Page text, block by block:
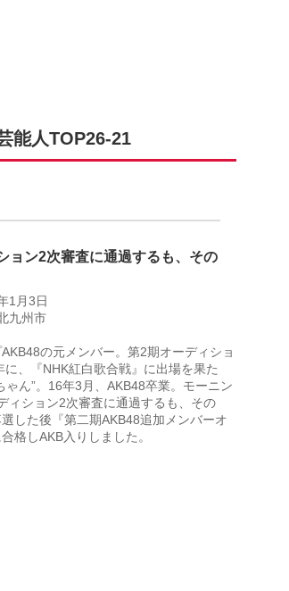
能人TOP26-21
ョン2次審査に通過するも、その
1月3日
九州市
の元メンバー。第2期オーディショ
に、『NHK紅白歌合戦』に出場を果た
ゃん”。16年3月、AKB48卒業。モーニン
ィション2次審査に通過するも、その
した後『第二期AKB48追加メンバーオ
格しAKB入りしました。